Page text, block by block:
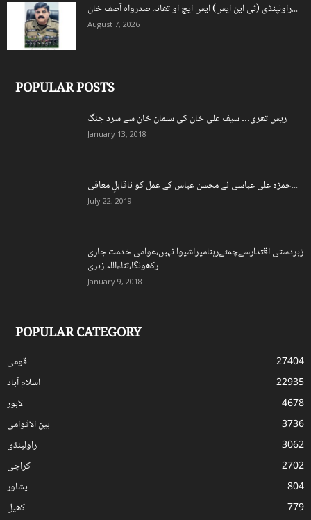
راولپنڈی (ٹی این ایس) ایس ایچ او تھانہ صدرواہ آصف خان...
August 7, 2026
POPULAR POSTS
ریس تھری… سیف علی خان کی سلمان خان سے سرد جنگ
January 13, 2018
حمزہ علی عباسی نے محسن عباس کے عمل کو ناقابلِ معافی...
July 22, 2019
زبردستی اقتدارسےچمٹےرہنامیراشیوا نہیں،عوامی خدمت جاری
رکھونگا،ثناءاللہ زہری
January 9, 2018
POPULAR CATEGORY
قومی
27404
اسلام آباد
22935
لاہور
4678
بین الاقوامی
3736
راولپنڈی
3062
کراچی
2702
پشاور
804
کھیل
779